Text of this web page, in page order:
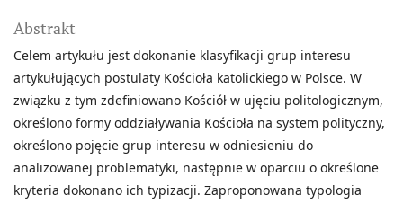
Abstrakt
Celem artykułu jest dokonanie klasyfikacji grup interesu
artykułujących postulaty Kościoła katolickiego w Polsce. W
związku z tym zdefiniowano Kościół w ujęciu politologicznym,
określono formy oddziaływania Kościoła na system polityczny,
określono pojęcie grup interesu w odniesieniu do
analizowanej problematyki, następnie w oparciu o określone
kryteria dokonano ich typizacji. Zaproponowana typologia